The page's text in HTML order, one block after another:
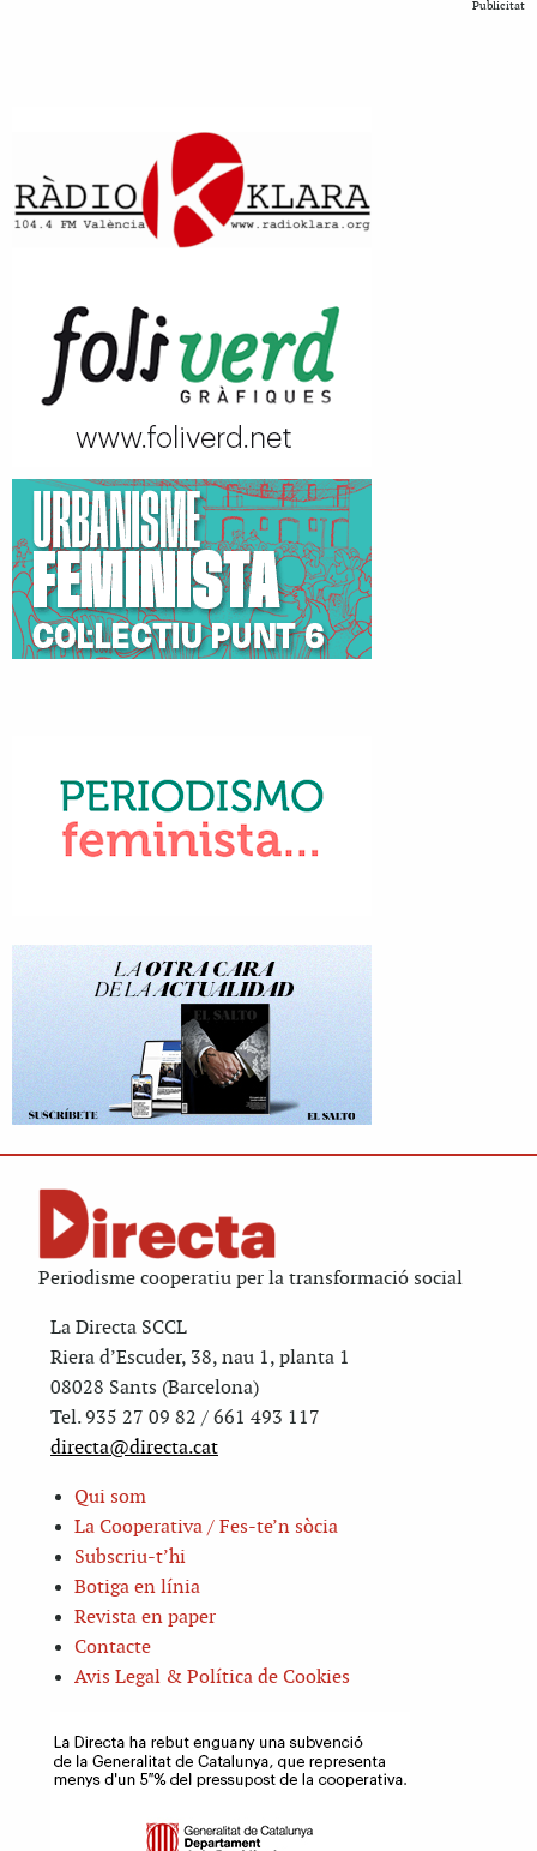
Publicitat
Periodisme cooperatiu per la transformació social
La Directa SCCL
Riera d’Escuder, 38, nau 1, planta 1
08028 Sants (Barcelona)
Tel. 935 27 09 82 / 661 493 117
directa@directa.cat
Qui som
La Cooperativa / Fes-te’n sòcia
Subscriu-t’hi
Botiga en línia
Revista en paper
Contacte
Avis Legal & Política de Cookies